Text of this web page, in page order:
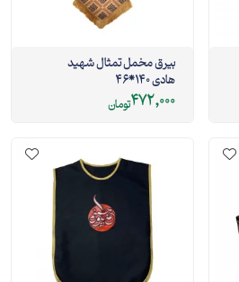
بیرق مخمل تمثال شهید
هادی 140*46
472,000تومان